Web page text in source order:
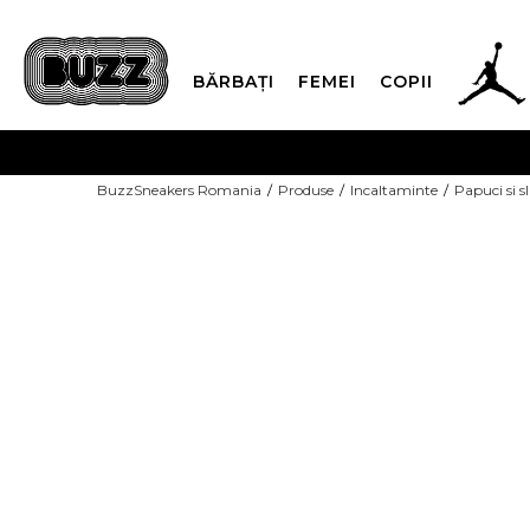
BĂRBAȚI FEMEI COPII
CUMPĂRĂ ACUM,
BuzzSneakers Romania Produse Incaltaminte Papuci si